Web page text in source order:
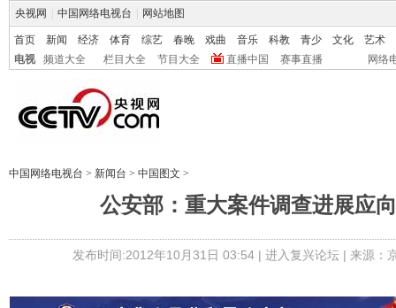
央视网 中国网络电视台 网站地图
首页 新闻 经济 体育 综艺 春晚 戏曲 音乐 科教 青少 文化
艺术
电视
频道大全 栏目大全 节目大全 直播中国 赛事直播 网络
中国网络电视台 > 新闻台 > 中国图文 >
公安部：重大案件调查进展应
发布时间:2012年10月31日 03:54 | 进入复兴论坛| 来源：